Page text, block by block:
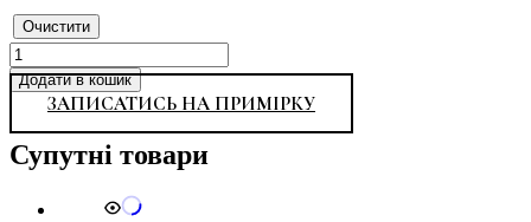
Очистити
Wow
dress
кількість
Додати в кошик
ЗАПИСАТИСЬ НА ПРИМІРКУ
Супутні товари